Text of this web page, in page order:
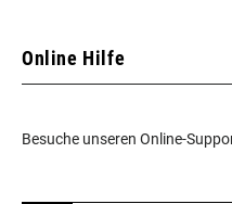
Online Hilfe
Besuche unseren Online-